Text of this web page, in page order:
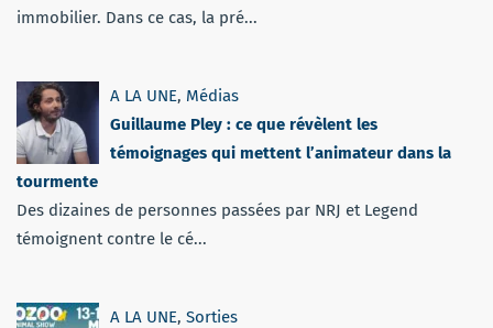
immobilier. Dans ce cas, la pré...
A LA UNE, Médias
Guillaume Pley : ce que révèlent les
témoignages qui mettent l’animateur dans la
tourmente
Des dizaines de personnes passées par NRJ et Legend
témoignent contre le cé...
A LA UNE, Sorties